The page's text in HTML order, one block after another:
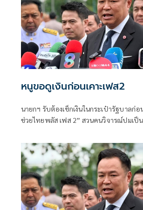
หนูขอดูเงินก่อนเคาะเฟส2
นายกฯ รับต้องเช็กเงินในกระเป๋ารัฐบาลก่
ช่วยไทยพลัส เฟส 2” สวนคนวิจารณ์ปมเป็นภาระประชาชน ชี้
ไทยพลัสหรือไม่